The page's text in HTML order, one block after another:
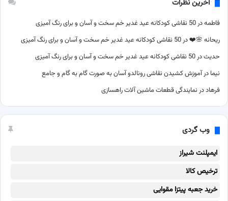
آخرین نظرات
فاطمهدر50 نقاشی کودکانه عید غدیر خم سخت و آسان و برای رنگ آمیزی
ریحانه 🌸❤️در50 نقاشی کودکانه عید غدیر خم سخت و آسان و برای رنگ آمیزی
حدیثدر50 نقاشی کودکانه عید غدیر خم سخت و آسان و برای رنگ آمیزی
نیما درآموزش کشیدن نقاشی رونالدو آسان به صورت گام به گام و جامع
فرهاددر نمایندگی قطعات ماشین آلات راهسازی
وب گردی
ایمپلنت شیراز
ترخیص کالا
خرید جعبه پیتزا مقوایی